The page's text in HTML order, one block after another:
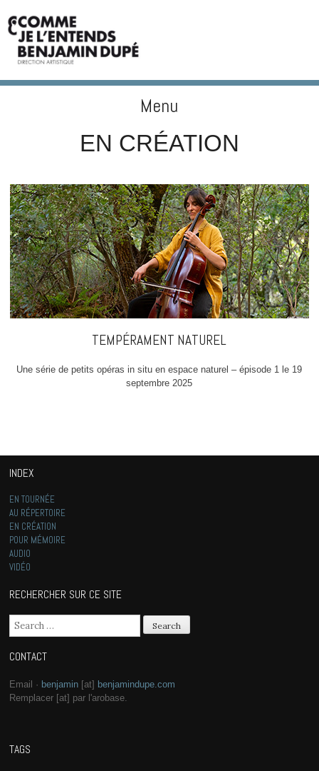
Menu
Skip to contentEN CRÉATION
TEMPÉRAMENT NATUREL
Une série de petits opéras in situ en espace naturel – épisode 1 le 19
septembre 2025
INDEX
EN TOURNÉE
AU RÉPERTOIRE
EN CRÉATION
POUR MÉMOIRE
AUDIO
VIDÉO
RECHERCHER SUR CE SITE
Search for:
CONTACT
Email · benjamin [at] benjamindupe.com
Remplacer [at] par l'arobase.
TAGS